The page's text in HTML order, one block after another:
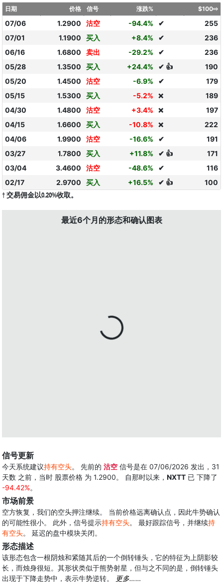
日期 价格 信号 涨跌% $100⇨
07/06 1.2900 沽空 -94.4% ✔
255
07/01
1.1900 买入 +8.4% ✔
236
06/16
1.6800 卖出 -29.2% ✔
236
05/28
1.3500 买入 +24.4% ✔ 👍
190
05/20
1.4500 沽空 -6.9% ✔
179
05/15
1.5300 买入 -5.2% ❌
189
04/30
1.4800 沽空 +3.4% ❌
197
04/15
1.6600 买入 -10.8% ❌
222
04/06
1.9900 沽空 -16.6% ✔
191
03/27
1.7800 买入 +11.8% ✔ 👍
171
03/04
3.4600 沽空 -48.6% ✔
116
02/17
2.9700 买入 +16.5% ✔ 👍 100
† 交易佣金以0.20%收取。
最近6个月的形态和确认图表
信号更新
今天系统建议持有空头。 先前的 沽空 信号是在 07/06/2026 发出，31
天数 之前，当时 股票价格 为 1.2900。 自那时以来， NXTT 已 下降了
-94.42%。
市场前景
空方恢复，我们的空头押注继续。 当前价格远离确认点，因此牛势确认
的可能性很小。 此外，信号提示持有空头。 最好跟踪信号，并继续持
有空头。 延迟的盘中模块关闭。
形态描述
该形态包含一根阴烛和紧随其后的一个倒转锤头，它的特征为上阴影较
长，而烛身很短。其形状类似于熊势射星，但与之不同的是，倒转锤头
出现于下降走势中，表示牛势逆转。
更多……